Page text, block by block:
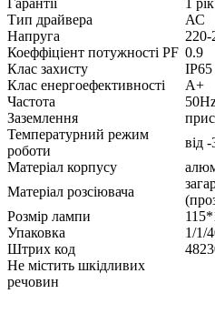
Тип драйвера
АС
Напруга
Коеффіціент потужності PF 0.9
Клас захисту
ІР65
Клас енергоефективності
А+
Частота
Заземлення
Температурний режим
роботи
від
Матеріал корпусу
Матеріал розсіювача
Розмір лампи
Упаковка
1/1/
Штрих код
Не містить шкідливих
речовин